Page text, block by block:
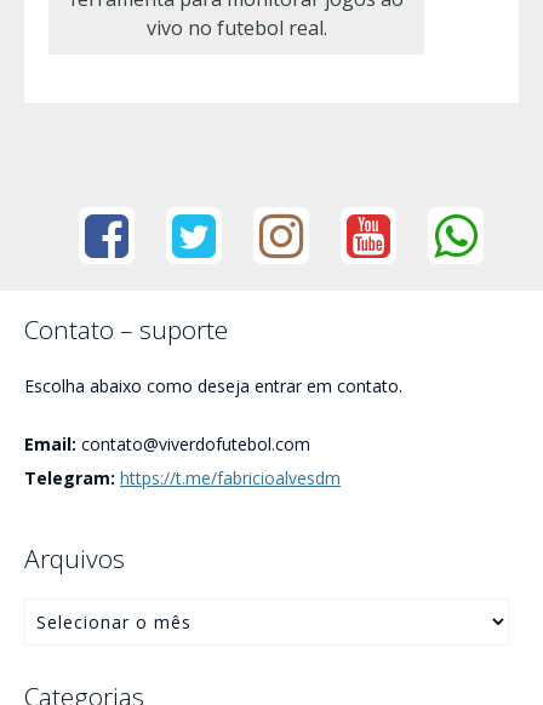
vivo no futebol real.
Contato – suporte
Escolha abaixo como deseja entrar em contato.
Email: contato@viverdofutebol.com
Telegram: https://t.me/fabricioalvesdm
Arquivos
Categorias